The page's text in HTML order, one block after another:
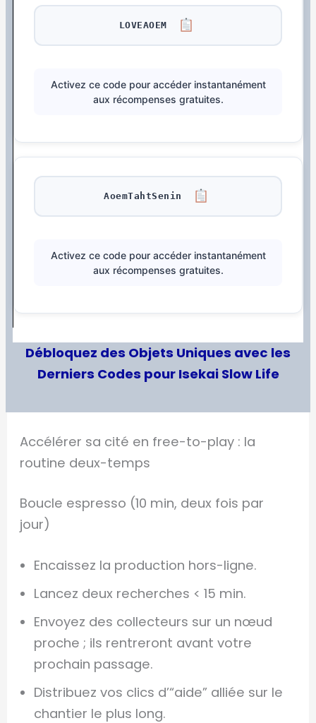
LOVEAOEM
Activez ce code pour accéder instantanément
aux récompenses gratuites.
AoemTahtSenin
Activez ce code pour accéder instantanément
aux récompenses gratuites.
Débloquez des Objets Uniques avec les
Derniers Codes pour Isekai Slow Life
Accélérer sa cité en free-to-play : la
routine deux-temps
Boucle espresso (10 min, deux fois par
jour)
Encaissez la production hors-ligne.
Lancez deux recherches < 15 min.
Envoyez des collecteurs sur un nœud
proche ; ils rentreront avant votre
prochain passage.
Distribuez vos clics d’“aide” alliée sur le
chantier le plus long.